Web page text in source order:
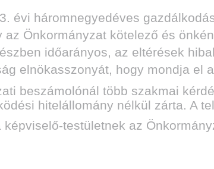
évi háromnegyedéves
Önkormányzat kötelező és
időarányos, az eltérések
elnökasszonyát, hogy mondja el
beszámolónál több szakmai
hitelállomány nélkül zárta. A
testületnek az